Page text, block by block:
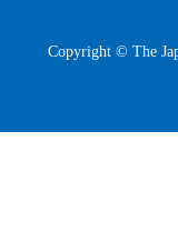
Copyright © The